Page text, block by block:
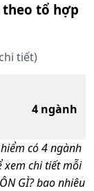
theo tổ hợp
tiết)
4 ngành
có4ngành
xem chi tiết mỗi
GÌ? bao nhiêu